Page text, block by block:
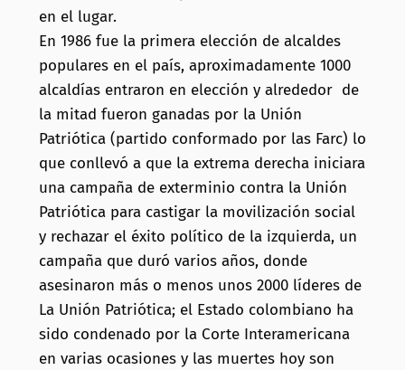
en el lugar.
En 1986 fue la primera elección de alcaldes
populares en el país, aproximadamente 1000
alcaldías entraron en elección y alrededor de
la mitad fueron ganadas por la Unión
Patriótica (partido conformado por las Farc) lo
que conllevó a que la extrema derecha iniciara
una campaña de exterminio contra la Unión
Patriótica para castigar la movilización social
y rechazar el éxito político de la izquierda, un
campaña que duró varios años, donde
asesinaron más o menos unos 2000 líderes de
La Unión Patriótica; el Estado colombiano ha
sido condenado por la Corte Interamericana
en varias ocasiones y las muertes hoy son